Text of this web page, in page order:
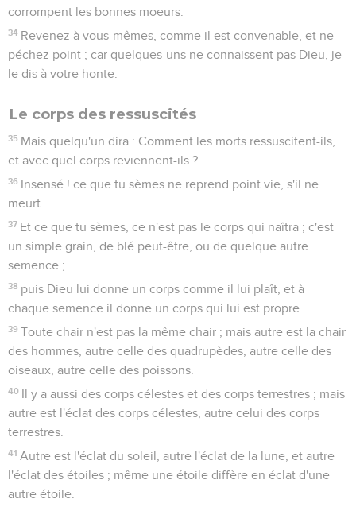
corrompent les bonnes moeurs.
34 Revenez à vous-mêmes, comme il est convenable, et ne
péchez point ; car quelques-uns ne connaissent pas Dieu, je
le dis à votre honte.
Le corps des ressuscités
35 Mais quelqu'un dira : Comment les morts ressuscitent-ils,
et avec quel corps reviennent-ils ?
36 Insensé ! ce que tu sèmes ne reprend point vie, s'il ne
meurt.
37 Et ce que tu sèmes, ce n'est pas le corps qui naîtra ; c'est
un simple grain, de blé peut-être, ou de quelque autre
semence ;
38 puis Dieu lui donne un corps comme il lui plaît, et à
chaque semence il donne un corps qui lui est propre.
39 Toute chair n'est pas la même chair ; mais autre est la chair
des hommes, autre celle des quadrupèdes, autre celle des
oiseaux, autre celle des poissons.
40 Il y a aussi des corps célestes et des corps terrestres ; mais
autre est l'éclat des corps célestes, autre celui des corps
terrestres.
41 Autre est l'éclat du soleil, autre l'éclat de la lune, et autre
l'éclat des étoiles ; même une étoile diffère en éclat d'une
autre étoile.